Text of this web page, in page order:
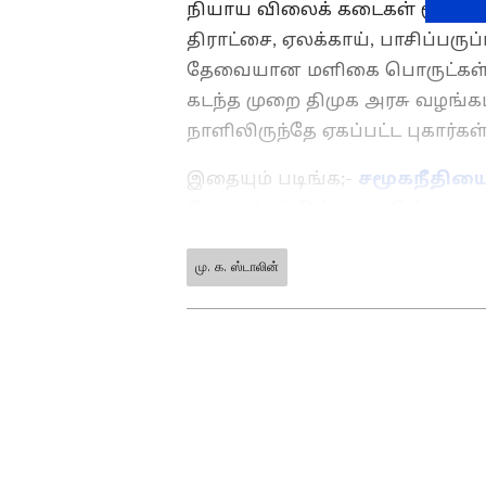
நியாய விலைக் கடைகள் மூலமாக
திராட்சை, ஏலக்காய்,
தேவையான மளிகை பொருட்கள்
கடந்த முறை திமுக அரசு
நாளிலிருந்தே ஏகப்பட்ட
இதையும் படிங்க;-
ABOUT THE AUTHOR
vinoth kumar
மு. க. ஸ்டாலின்